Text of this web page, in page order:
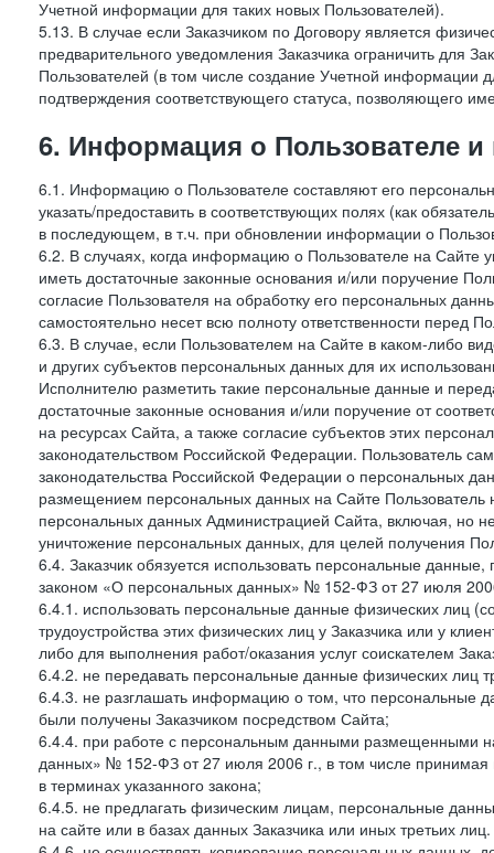
Учетной информации для таких новых Пользователей).
5.13. В случае если Заказчиком по Договору является
предварительного уведомления Заказчика ограничить для
Пользователей (в том числе создание Учетной информации
подтверждения соответствующего статуса, позволяющего
6. Информация о Пользователе
6.1. Информацию о Пользователе составляют его
указать/предоставить в соответствующих полях (как
в последующем, в т.ч. при обновлении информации о
6.2. В случаях, когда информацию о Пользователе на Сайте
иметь достаточные законные основания и/или поручение
согласие Пользователя на обработку его персональных
самостоятельно несет всю полноту ответственности перед
6.3. В случае, если Пользователем на Сайте в каком-либо
и других субъектов персональных данных для их
Исполнителю разметить такие персональные данные и
достаточные законные основания и/или поручение от
на ресурсах Сайта, а также согласие субъектов этих
законодательством Российской Федерации. Пользователь
законодательства Российской Федерации о персональных
размещением персональных данных на Сайте Пользователь
персональных данных Администрацией Сайта, включая, но
уничтожение персональных данных, для целей получения
6.4. Заказчик обязуется использовать персональные
законом «О персональных данных» № 152-ФЗ от 27 июля
6.4.1. использовать персональные данные физических лиц
трудоустройства этих физических лиц у Заказчика или у
либо для выполнения работ/оказания услуг соискателем
6.4.2. не передавать персональные данные физических лиц
6.4.3. не разглашать информацию о том, что персональные
были получены Заказчиком посредством Сайта;
6.4.4. при работе с персональным данными размещенными
данных» № 152-ФЗ от 27 июля 2006 г., в том числе принимая
в терминах указанного закона;
6.4.5. не предлагать физическим лицам, персональные
на сайте или в базах данных Заказчика или иных третьих лиц.